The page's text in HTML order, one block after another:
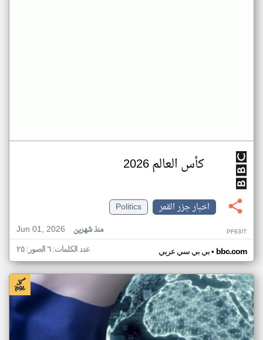
كأس العالم 2026
اخبار جزر القمر
Politics
Jun 01, 2026
منذ شهرين PF63IT
بي بي سي عربي• bbc.com عدد الكلمات: ٦ الصور: ٢٥